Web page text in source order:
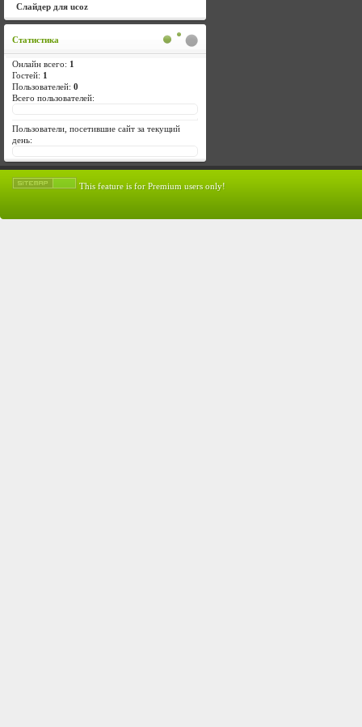
Слайдер для ucoz
Статистика
Онлайн всего: 1
Гостей: 1
Пользователей: 0
Всего пользователей:
Пользователи, посетившие сайт за текущий
день:
This feature is for Premium users only!